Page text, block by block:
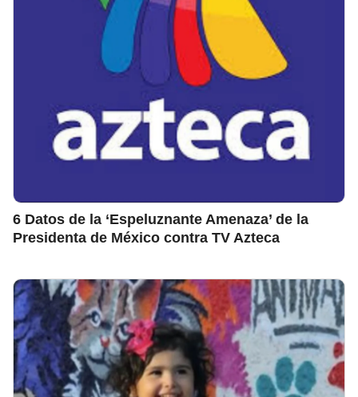
6 Datos de la ‘Espeluznante Amenaza’ de la
Presidenta de México contra TV Azteca